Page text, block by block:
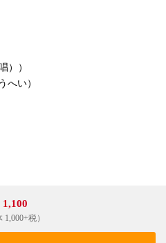
））
へい）
1,100
1,000+税）